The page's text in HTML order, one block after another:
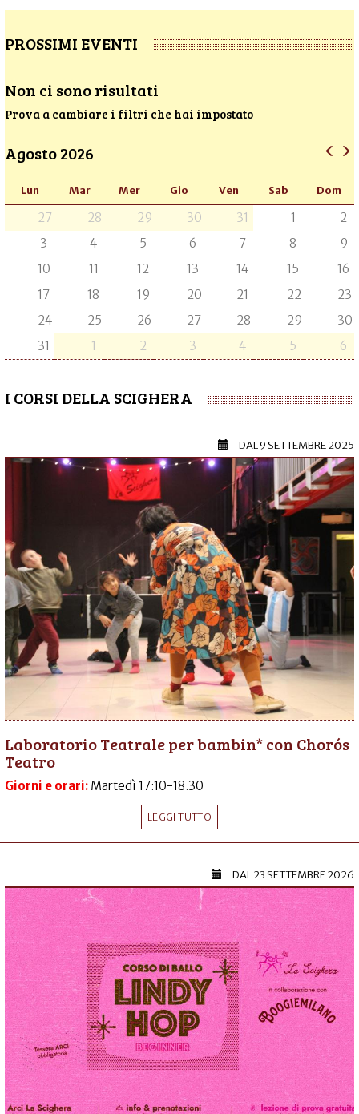
PROSSIMI EVENTI
Non ci sono risultati
Prova a cambiare i filtri che hai impostato
Agosto 2026
Lun Mar Mer Gio Ven Sab Dom
27 28 29 30 31 1
2
3
4 5 6 7 8
9
10
11 12 13 14 15
16
17
18 19 20 21 22
23
24
25 26 27 28 29
30
31
1 2 3 4 5 6
I CORSI DELLA SCIGHERA
DAL9 SETTEMBRE 2025
Laboratorio Teatrale per bambin* con Chorós
Teatro
Giorni e orari: Martedì 17:10-18.30
LEGGI TUTTO
DAL23 SETTEMBRE 2026